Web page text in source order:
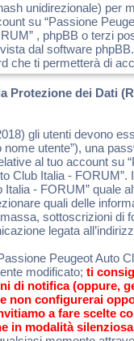
unidirezionale) per
su “Passione
, phpBB o terzi
dal software
che ti permetterà di
Protezione dei Dati
gli utenti devono
nome utente”), una
al tuo account su
Club Italia -
Italia - FORUM” quale
quali delle
sottoscrizioni di
legata
Peugeot Auto
modificato; ti
di notifica (oppure,
non configurerai
a fare scelte
in modalità